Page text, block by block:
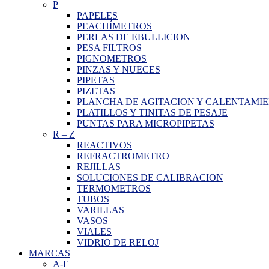
P
PAPELES
PEACHÍMETROS
PERLAS DE EBULLICION
PESA FILTROS
PIGNOMETROS
PINZAS Y NUECES
PIPETAS
PIZETAS
PLANCHA DE AGITACION Y
PLATILLOS Y TINITAS DE PESAJE
PUNTAS PARA MICROPIPETAS
R – Z
REACTIVOS
REFRACTROMETRO
REJILLAS
SOLUCIONES DE CALIBRACION
TERMOMETROS
TUBOS
VARILLAS
VASOS
VIALES
VIDRIO DE RELOJ
MARCAS
A-E